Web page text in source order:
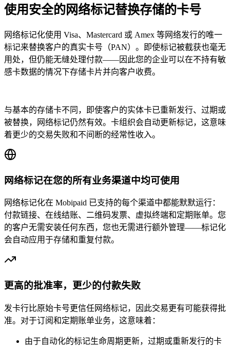
使用安全的网络标记替换存储的卡号
网络标记化使用 Visa、Mastercard 或 Amex 等网络发行的唯一
标记来替换客户的真实卡号（PAN）。即使标记被截获也毫无
用处，但仍能无缝处理付款——因此您的企业可以在不持有敏
感卡数据的情况下存储卡片并向客户收费。
与基本的存储卡不同，即使客户的实体卡已重新发行、过期或
被替换，网络标记仍然有效。卡组织会自动更新标记，这意味
着更少的交易失败和不间断的经常性收入。
网络标记在您的所有业务渠道中均可使用
网络标记化在 Mobipaid 已支持的每个渠道中都能默默运行：
付款链接、在线结账、二维码发票、虚拟终端和定期账单。您
的客户无需安装任何东西，您也无需进行额外管理——标记化
会自动应用于存储和重复付款。
更高的批准率，更少的付款失败
发卡行比原始卡号更信任网络标记，因此交易更有可能获得批
准。对于订阅和定期账单业务，这意味着：
由于自动化的标记生命周期更新，过期或重新发行的卡